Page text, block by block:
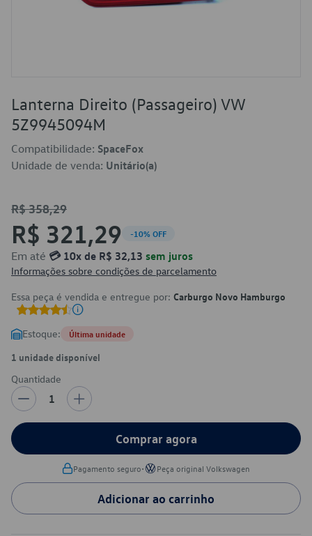
Lanterna Direito (Passageiro) VW
5Z9945094M
Compatibilidade: SpaceFox
Unidade de venda: Unitário(a)
R$ 358,29
R$ 321,29 -10% OFF
Em até 💳 10x de R$ 32,13 sem juros
Informações sobre condições de parcelamento
Essa peça é vendida e entregue por: Carburgo Novo Hamburgo
Estoque: Última unidade
1 unidade disponível
Quantidade
1
Comprar agora
Pagamento seguro• Peça original Volkswagen
Adicionar ao carrinho